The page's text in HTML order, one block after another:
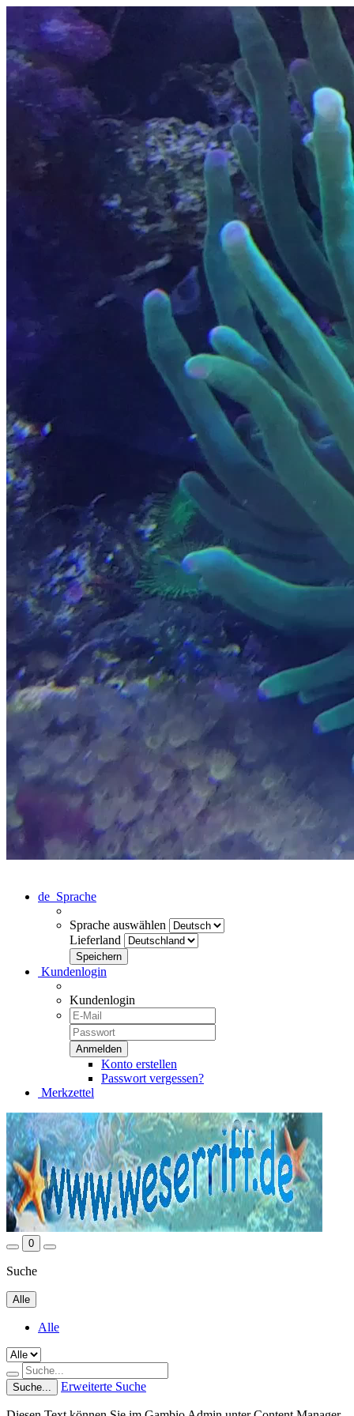
de Sprache
Sprache auswählen
Lieferland
Kundenlogin
Kundenlogin
Konto erstellen
Passwort vergessen?
Merkzettel
0
Suche
Alle
Alle
Suche... Erweiterte Suche